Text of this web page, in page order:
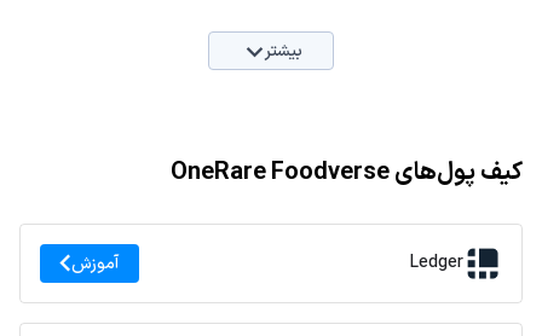
بیشتر
کیف پول‌های OneRare Foodverse
Ledger آموزش